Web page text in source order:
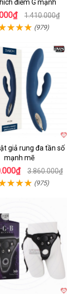
điểm G mạnh
1.410.000₫
(979)
giả rung đa tần số
mạnh mẽ
3.860.000₫
(975)